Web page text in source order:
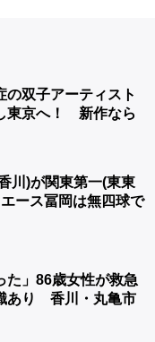
の双子アーティスト
東京へ！ 新作なら
川)が関東第一(東東
ース冨岡は無四球で
た」86歳女性が救急
あり 香川・丸亀市